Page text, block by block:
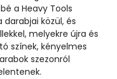
a Heavy Tools
közül, és
melyekre újra és
színek, kényelmes
szezonról